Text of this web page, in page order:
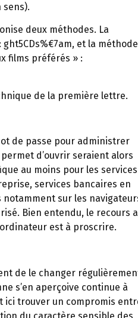
deux méthodes. La
et la méthode
films préférés » :
de la première lettre.
de passe pour administrer
d’ouvrir seraient alors
au moins pour les services
services bancaires en
sur les
Bien entendu, le recours
est à proscrire.
de le changer
s’en aperçoive continue à
ici trouver un compromis